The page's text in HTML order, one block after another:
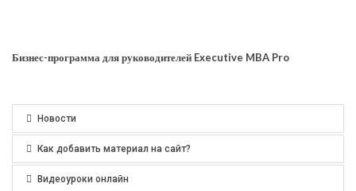
Бизнес-программа для руководителей Executive MBA Pro
Новости
Как добавить материал на сайт?
Видеоуроки онлайн